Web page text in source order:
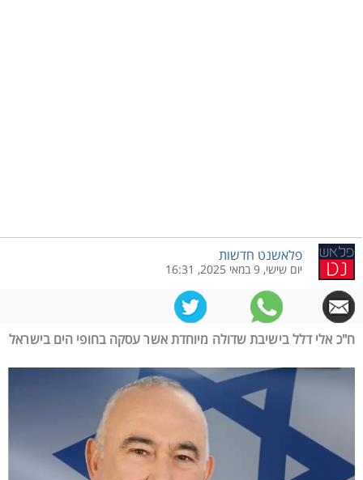
פלאשנט חדשות
יום שישי, 9 במאי 2025, 16:31
ח"כ אלי דלל בישיבת שדולה מיוחדת אשר עסקה בחופי הים בישראל